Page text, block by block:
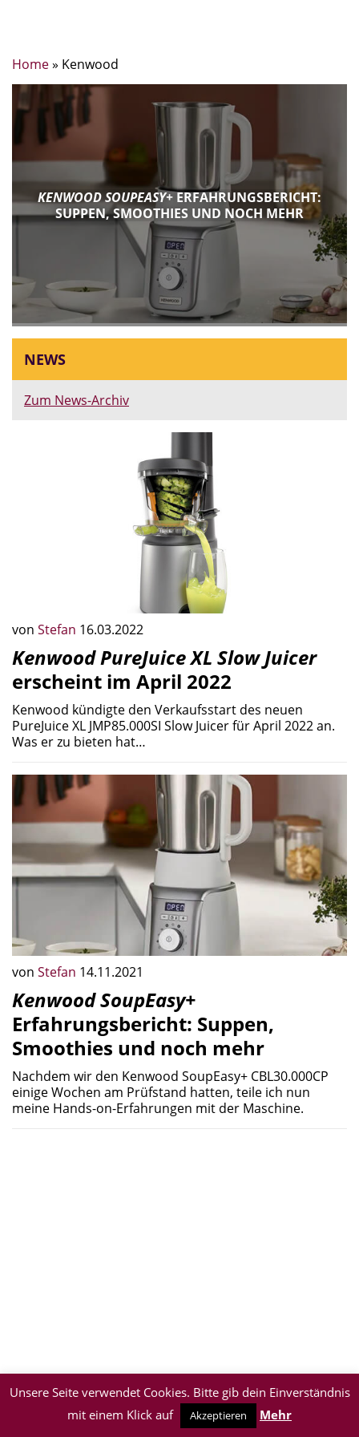
Home» Kenwood
KENWOOD SOUPEASY+ERFAHRUNGSBERICHT:
SUPPEN, SMOOTHIES UND NOCH MEHR
NEWS
Zum News-Archiv
von Stefan 16.03.2022
Kenwood PureJuice XL Slow Juicer
erscheint im April 2022
Kenwood kündigte den Verkaufsstart des neuen
PureJuice XL JMP85.000SI Slow Juicer für April 2022 an.
Was er zu bieten hat…
von Stefan 14.11.2021
Kenwood SoupEasy+
Erfahrungsbericht: Suppen,
Smoothies und noch mehr
Nachdem wir den Kenwood SoupEasy+ CBL30.000CP
einige Wochen am Prüfstand hatten, teile ich nun
meine Hands-on-Erfahrungen mit der Maschine.
Impressum & Datenschutz | © 2026 BeyondPixels
Unsere Seite verwendet Cookies. Bitte gib dein Einverständnis
mit einem Klick auf
Akzeptieren Mehr